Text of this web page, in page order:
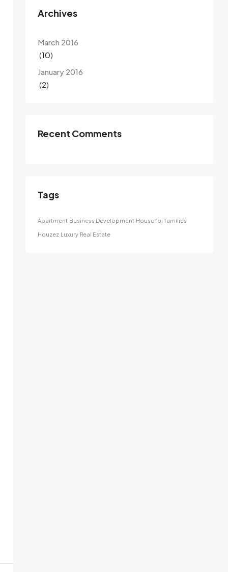
Archives
March 2016
(10)
January 2016
(2)
Recent Comments
Tags
Apartment Business Development House for families
Houzez Luxury Real Estate